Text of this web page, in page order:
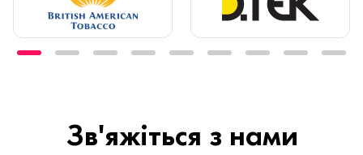
Зв'яжіться з нами